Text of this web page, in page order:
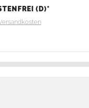
(D)*